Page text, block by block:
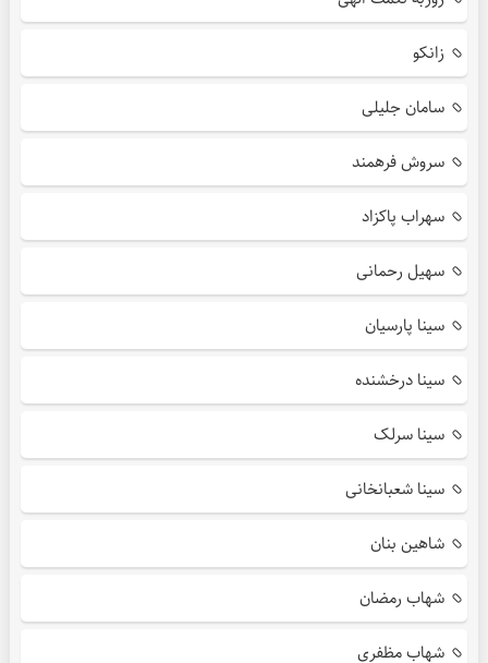
زانکو
سامان جلیلی
سروش فرهمند
سهراب پاکزاد
سهیل رحمانی
سینا پارسیان
سینا درخشنده
سینا سرلک
سینا شعبانخانی
شاهین بنان
شهاب رمضان
شهاب مظفری